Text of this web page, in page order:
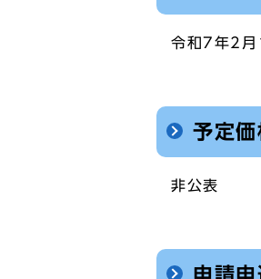
令和7年2月
予定価
非公表
申請